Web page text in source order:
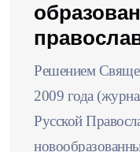
Решением
2009 года
Русской